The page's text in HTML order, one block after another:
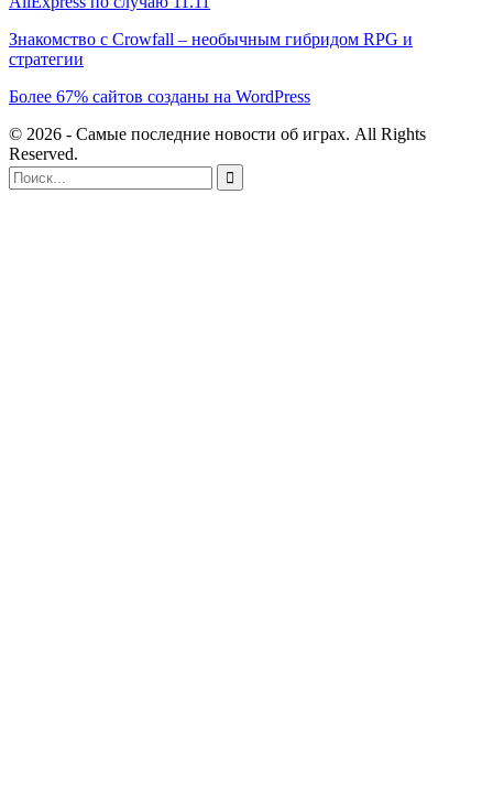
Знакомство с Crowfall – необычным гибридом RPG и
стратегии
Более 67% сайтов созданы на WordPress
© 2026 - Самые последние новости об играх. All Rights
Reserved.